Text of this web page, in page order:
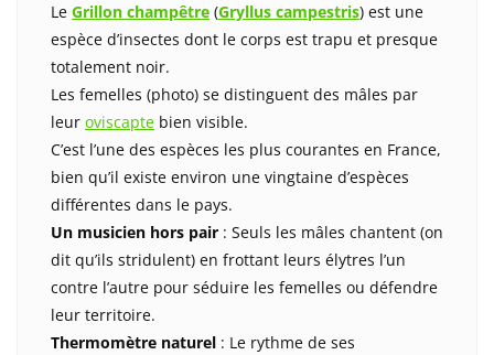
Le Grillon champêtre (Gryllus campestris) est une
espèce d’insectes dont le corps est trapu et presque
totalement noir.
Les femelles (photo) se distinguent des mâles par
leur oviscapte bien visible.
C’est l’une des espèces les plus courantes en France,
bien qu’il existe environ une vingtaine d’espèces
différentes dans le pays.
Un musicien hors pair : Seuls les mâles chantent (on
dit qu’ils stridulent) en frottant leurs élytres l’un
contre l’autre pour séduire les femelles ou défendre
leur territoire.
Thermomètre naturel : Le rythme de ses